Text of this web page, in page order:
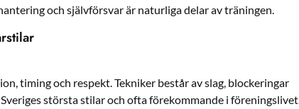
och självförsvar är naturliga delar av träningen.
timing och respekt. Tekniker består av slag, blockeringar
största stilar och ofta förekommande i föreningslivet.